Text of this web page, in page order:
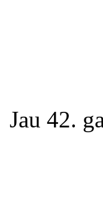
Jau 42.